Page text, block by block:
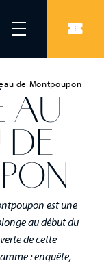
de Montpoupon
AU
DE
est une
au début du
de cette
: enquête,